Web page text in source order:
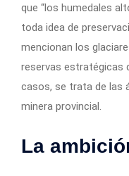
que “los humedales
toda idea de
mencionan los
reservas estratégicas
casos, se trata de las
minera provincial.
La